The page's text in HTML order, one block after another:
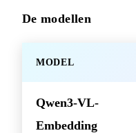
De modellen
MODEL
Qwen3-VL-
Embedding